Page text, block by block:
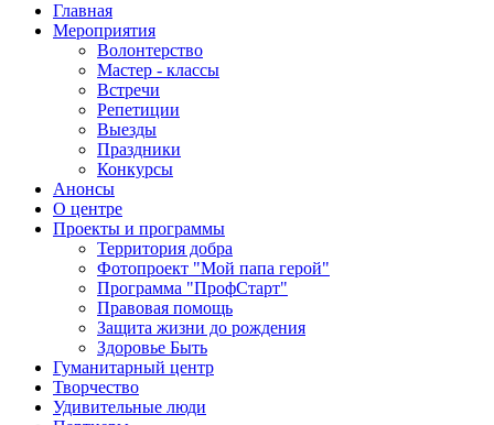
Главная
Мероприятия
Волонтерство
Мастер - классы
Встречи
Репетиции
Выезды
Праздники
Конкурсы
Анонсы
О центре
Проекты и программы
Территория добра
Фотопроект "Мой папа герой"
Программа "ПрофСтарт"
Правовая помощь
Защита жизни до рождения
Здоровье Быть
Гуманитарный центр
Творчество
Удивительные люди